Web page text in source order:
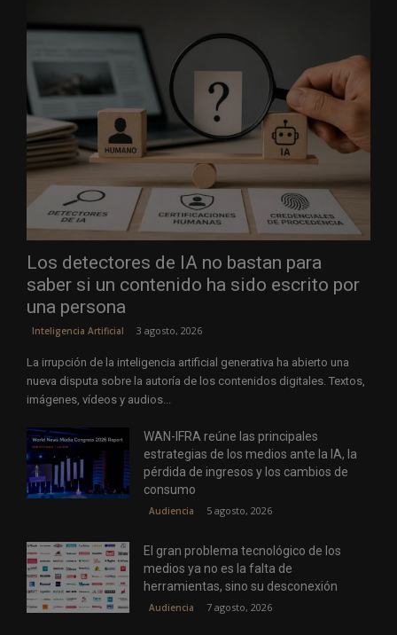
Los detectores de IA no bastan para
saber si un contenido ha sido escrito por
una persona
Inteligencia Artificial 3 agosto, 2026
La irrupción de la inteligencia artificial generativa ha abierto una
nueva disputa sobre la autoría de los contenidos digitales. Textos,
imágenes, vídeos y audios...
WAN-IFRA reúne las principales
estrategias de los medios ante la IA, la
pérdida de ingresos y los cambios de
consumo
Audiencia 5 agosto, 2026
El gran problema tecnológico de los
medios ya no es la falta de
herramientas, sino su desconexión
Audiencia 7 agosto, 2026